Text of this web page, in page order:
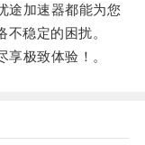
加速器都能为您
稳定的困扰。
极致体验！。